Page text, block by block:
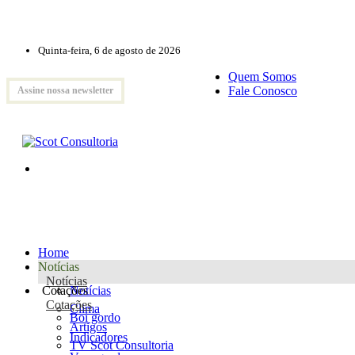
Quinta-feira, 6 de agosto de 2026
Assine nossa newsletter
Quem Somos
Fale Conosco
Home
Notícias
Notícias
Notícias
Clima
Artigos
TV Scot Consultoria
Cotações
Cotações
Boi gordo
Indicadores